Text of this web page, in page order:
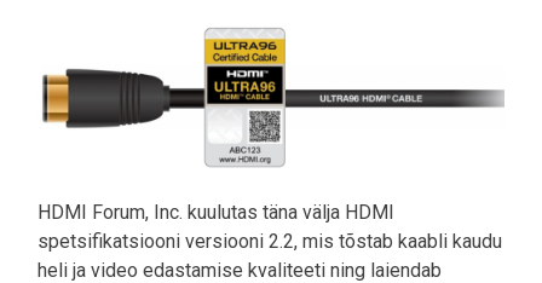
HDMI Forum, Inc. kuulutas täna välja HDMI
spetsifikatsiooni versiooni 2.2, mis tõstab kaabli kaudu
heli ja video edastamise kvaliteeti ning laiendab